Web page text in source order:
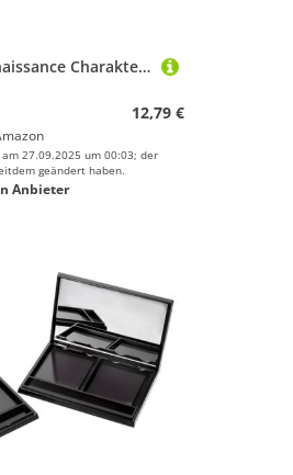
SAFIGLE Renaissance Charakter Rollenspiel Mode Hüfttasche Hüfttasche Zarte Gürteltasche Reisetasche Bauchtasche Bg018 Schwarz
12,79 €
27.09.2025 um 00:03; der
geändert haben.
Anbieter